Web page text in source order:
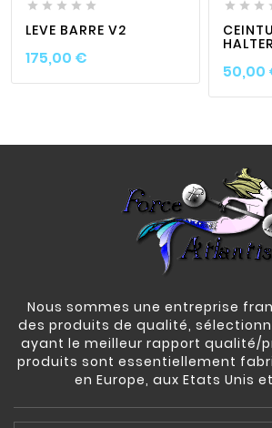
    
LEVE BARRE V2
175,00 €
  
50,00
Nous sommes une entreprise
des produits de qualité,
ayant le meilleur rapport qualité/
produits sont essentiellement
en Europe, aux Etats Unis